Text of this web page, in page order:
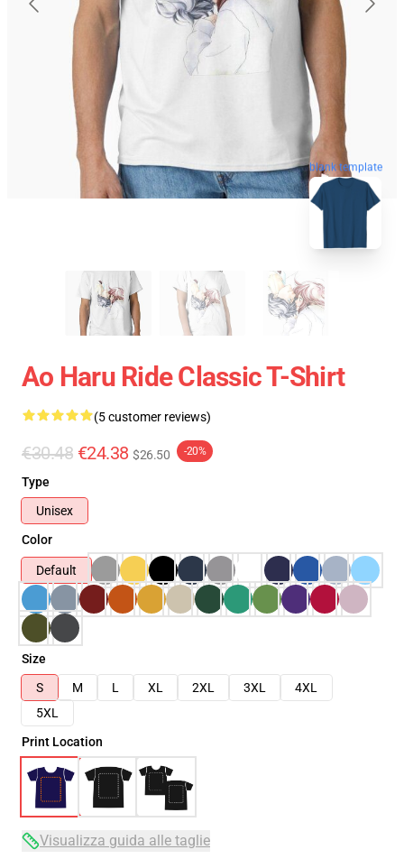
blank template
Ao Haru Ride Classic T-Shirt
(5 customer reviews)
€30.48 €24.38 $26.50 -20%
Type
Unisex
Color
Default
Size
S
M L XL 2XL 3XL
4XL
5XL
Print Location
Visualizza guida alle taglie